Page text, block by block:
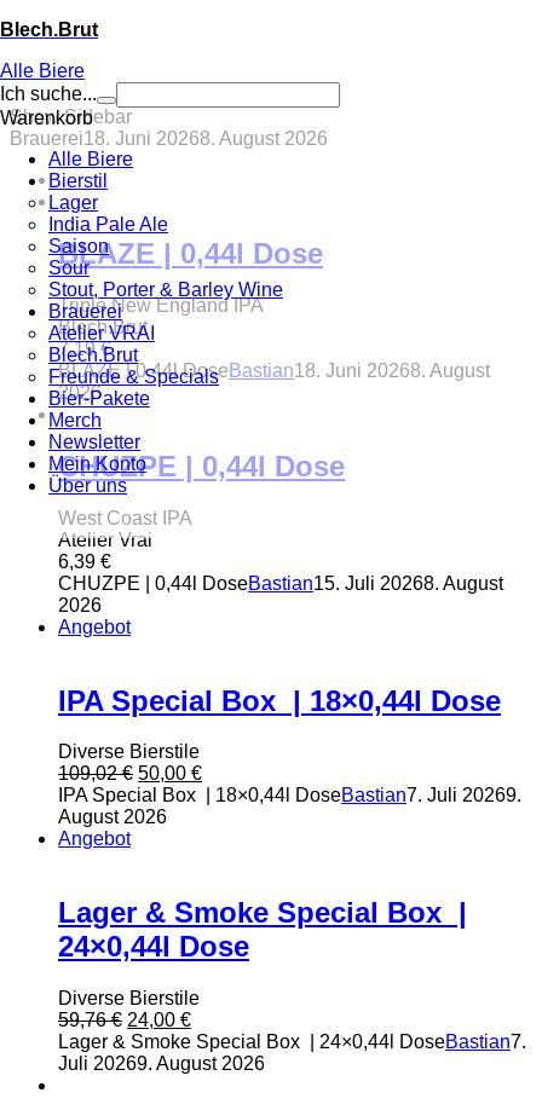
Blech.Brut
Alle Biere
Ich suche...
Warenkorb
Alle Biere
Bierstil
Lager
India Pale Ale
Saison
Sour
Stout, Porter & Barley Wine
Brauerei
Atelier VRAI
Blech.Brut
Freunde & Specials
Bier-Pakete
Merch
Newsletter
Mein Konto
Über uns
Show Sidebar
Brauerei18. Juni 20268. August 2026
BLAZE | 0,44l Dose
Triple New England IPA
Blech.Brut
7,19€
BLAZE | 0,44l Dose Bastian18. Juni 20268. August
2026
CHUZPE | 0,44l Dose
West Coast IPA
Atelier Vrai
6,39 €
CHUZPE | 0,44l DoseBastian15. Juli 20268. August
2026
Angebot
IPA Special Box | 18×0,44l Dose
Diverse Bierstile
109,02€ Ursprünglicher
Preis
war:
50,00 €Aktueller
Preis
IPA Special Box | 18×0,44l DoseBastian7. Juli 20269.
August 2026
Angebot
Lager & Smoke Special Box |
24×0,44l Dose
Diverse Bierstile
59,76€ Ursprünglicher
Preis
war:
24,00 €Aktueller
Preis
ist:
Lager & Smoke Special Box | 24×0,44l DoseBastian7.
Juli 20269. August 2026